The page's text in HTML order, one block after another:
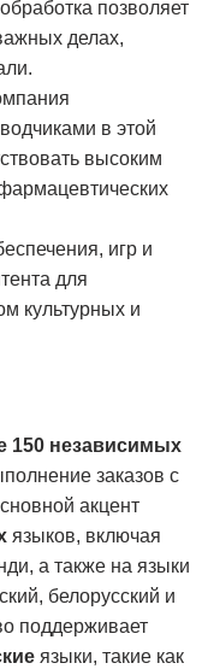
позволяет
делах,
в этой
высоким
игр и
для
культурных и
150 независимых
заказов с
акцент
языков, включая
а также на языки
белорусский и
поддерживает
языки, такие как